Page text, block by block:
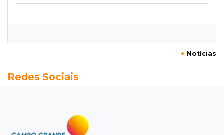
comida e transporte
09:53 Resultado da enquete
Automóvel roubado
+ Notícias
Redes Sociais